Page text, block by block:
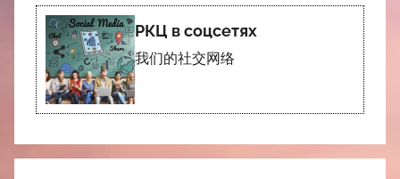
РКЦ в соцсетях
我们的社交网络